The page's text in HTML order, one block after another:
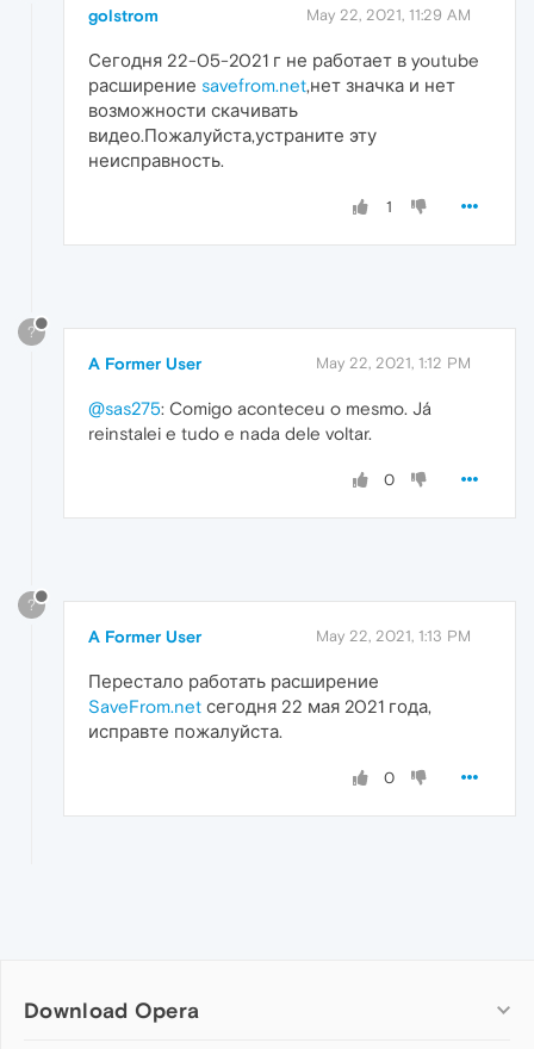
golstrom May 22, 2021, 11:29 AM
Сегодня 22-05-2021 г не работает в youtube
расширение savefrom.net,нет значка и нет
возможности скачивать
видео.Пожалуйста,устраните эту
неисправность.
1
?
A Former User May 22, 2021, 1:12 PM
@sas275: Comigo aconteceu o mesmo. Já
reinstalei e tudo e nada dele voltar.
0
?
A Former User May 22, 2021, 1:13 PM
Перестало работать расширение
SaveFrom.net сегодня 22 мая 2021 года,
исправте пожалуйста.
0
Download Opera